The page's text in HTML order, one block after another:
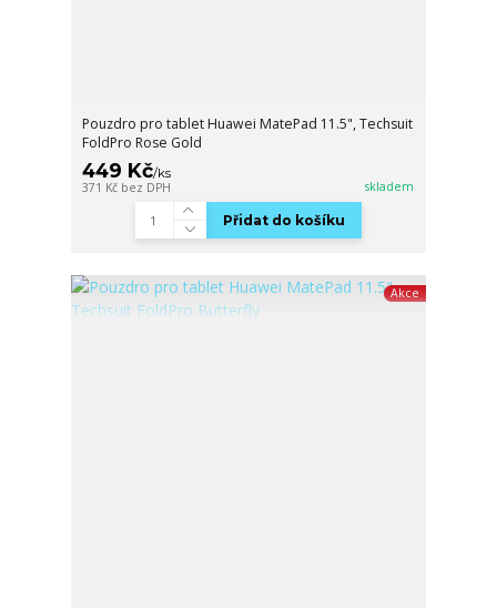
Pouzdro pro tablet Huawei MatePad 11.5", Techsuit
FoldPro Rose Gold
449 Kč/ks
371 Kč bez DPH skladem
Přidat do košíku
Akce